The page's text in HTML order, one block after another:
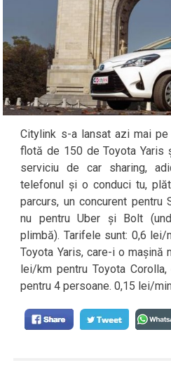
Citylink s-a lansat azi mai
flotă de 150 de Toyota Yaris
serviciu de car sharing,
telefonul și o conduci tu,
parcurs, un concurent pentru
nu pentru Uber și Bolt
plimbă). Tarifele sunt: 0,6
Toyota Yaris, care-i o mașină
lei/km pentru Toyota
pentru 4 persoane. 0,15 lei/